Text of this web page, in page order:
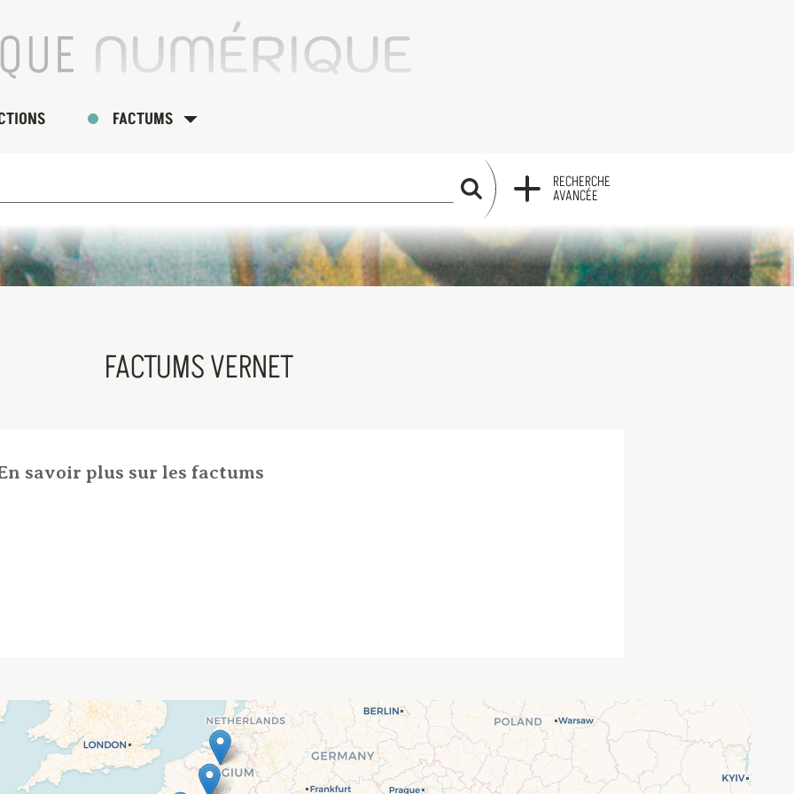
FACTUMS
RECHERCHE
RECHERCHE
AVANCÉE
FACTUMS VERNET
savoir plus sur les factums